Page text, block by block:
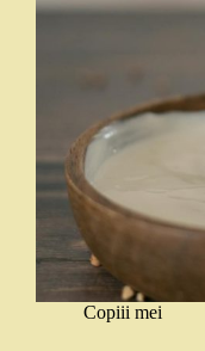
Copiii mei